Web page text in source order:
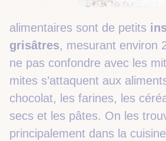
alimentaires sont de petits
grisâtres, mesurant environ
ne pas confondre avec les
mites s’attaquent aux
chocolat, les farines, les
secs et les pâtes. On les
principalement dans la